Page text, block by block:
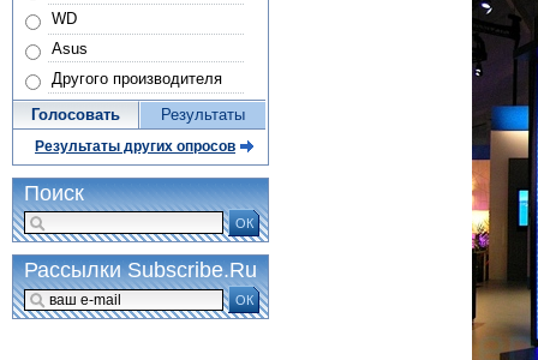
WD
Asus
Другого производителя
Голосовать Результаты
Результаты других опросов
Поиск
ОК
Рассылки Subscribe.Ru
ОК